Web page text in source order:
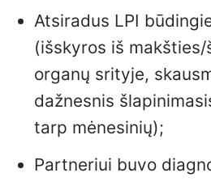
Atsiradus LPI
(išskyros iš
organų srityje,
dažnesnis
tarp mėnesinių);
Partneriui buvo